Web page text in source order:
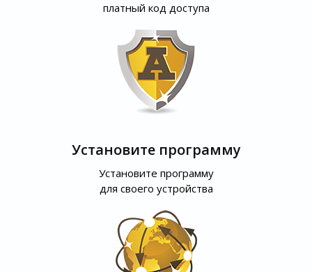
платный код доступа
Установите программу
Установите программу
для своего устройства